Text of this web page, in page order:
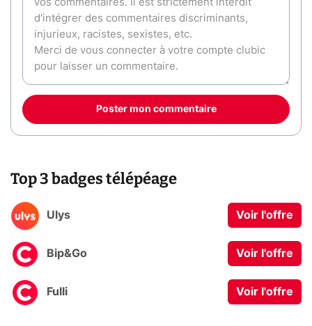
Poster mon commentaire
Top 3 badges télépéage
Ulys Voir l'offre
Bip&Go Voir l'offre
Fulli Voir l'offre